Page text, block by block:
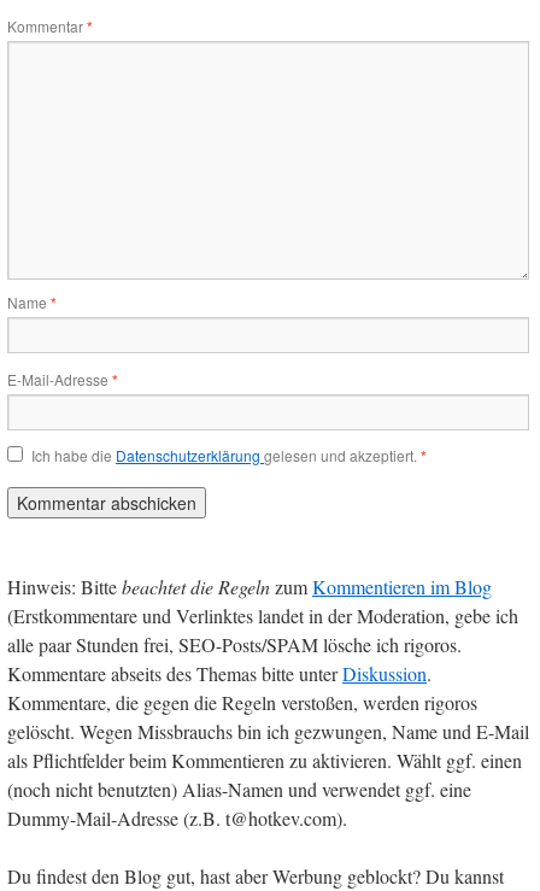
Kommentar*
Name *
E-Mail-Adresse *
Ich habe die Datenschutzerklärung gelesen und akzeptiert. *
Hinweis: Bittebeachtet die RegelnzumKommentieren im Blog
(Erstkommentare und Verlinktes landet in der Moderation, gebe ich
alle paar Stunden frei, SEO-Posts/SPAM lösche ich rigoros.
Kommentare abseits des Themas bitte unterDiskussion.
Kommentare, die gegen die Regeln verstoßen, werden rigoros
gelöscht. Wegen Missbrauchs bin ich gezwungen, Name und E-Mail
als Pflichtfelder beim Kommentieren zu aktivieren. Wählt ggf. einen
(noch nicht benutzten) Alias-Namen und verwendet ggf. eine
Dummy-Mail-Adresse (z.B. t@hotkev.com).
Du findest den Blog gut, hast aber Werbung geblockt? Du kannst